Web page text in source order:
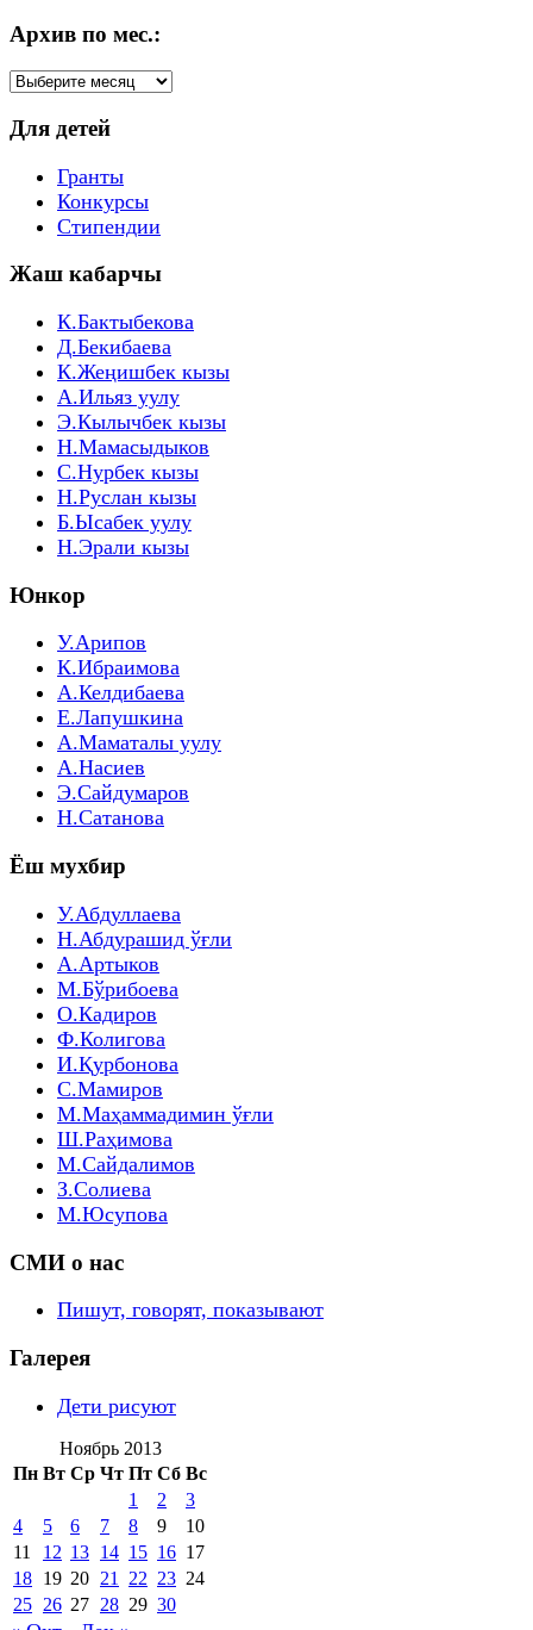
Архив по мес.:
Архив
мес.:
Для детей
Гранты
Конкурсы
Стипендии
Жаш кабарчы
К.Бактыбекова
Д.Бекибаева
К.Жеңишбек кызы
А.Ильяз уулу
Э.Кылычбек кызы
Н.Мамасыдыков
С.Нурбек кызы
Н.Руслан кызы
Б.Ысабек уулу
Н.Эрали кызы
Юнкор
У.Арипов
К.Ибраимова
А.Келдибаева
Е.Лапушкина
А.Маматалы уулу
А.Насиев
Э.Сайдумаров
Н.Сатанова
Ёш мухбир
У.Абдуллаева
Н.Абдурашид ўғли
А.Артыков
М.Бўрибоева
О.Кадиров
Ф.Колигова
И.Қурбонова
С.Мамиров
М.Маҳаммадимин ўғли
Ш.Раҳимова
М.Сайдалимов
З.Солиева
М.Юсупова
СМИ о нас
Пишут, говорят, показывают
Галерея
Дети рисуют
Ноябрь 2013
Пн Вт Ср Чт Пт Сб Вс
1
2
3
4
5 6 7 8 9
10
11
12 13 14 15 16 17
18 19 20 21 22 23 24
25 26 27 28 29 30